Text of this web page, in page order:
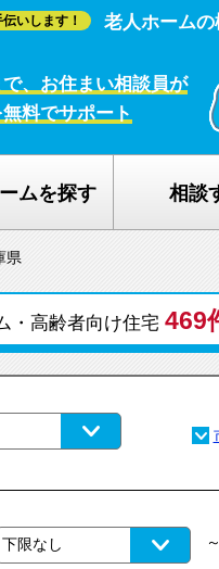
いします！ 老人ホーム
、お住まい相談員が
料でサポート
ムを探す 相談
県
・高齢者向け住宅 469